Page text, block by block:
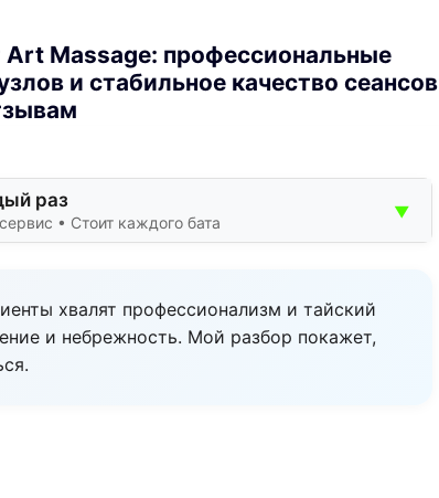
Massage: профессиональные
и стабильное качество сеансов
раз
• Стоит каждого бата
▼
хвалят профессионализм и тайский
и небрежность. Мой разбор покажет,